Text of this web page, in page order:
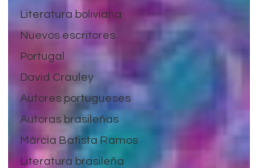
Literatura boliviana
Nuevos escritores
Portugal
David Crauley
Autores portugueses
Autoras brasileñas
Márcia Batista Ramos
Literatura brasileña